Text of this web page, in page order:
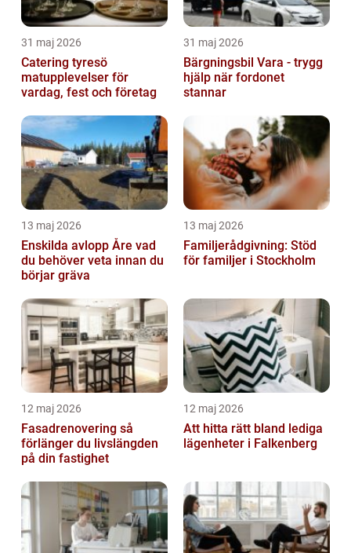
31 maj 2026
Catering tyresö
matupplevelser för
vardag, fest och företag
31 maj 2026
Bärgningsbil Vara - trygg
hjälp när fordonet
stannar
13 maj 2026
Enskilda avlopp Åre vad
du behöver veta innan du
börjar gräva
13 maj 2026
Familjerådgivning: Stöd
för familjer i Stockholm
12 maj 2026
Fasadrenovering så
förlänger du livslängden
på din fastighet
12 maj 2026
Att hitta rätt bland lediga
lägenheter i Falkenberg